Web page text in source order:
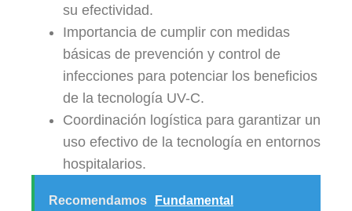
su efectividad.
Importancia de cumplir con medidas
básicas de prevención y control de
infecciones para potenciar los beneficios
de la tecnología UV-C.
Coordinación logística para garantizar un
uso efectivo de la tecnología en entornos
hospitalarios.
Recomendamos
Fundamental